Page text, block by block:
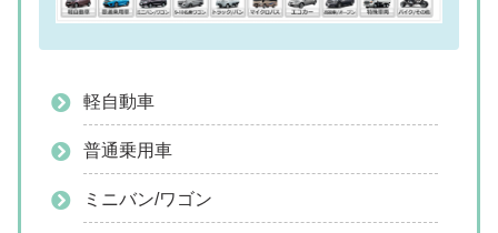
軽自動車
普通乗用車
ミニバン/ワゴン